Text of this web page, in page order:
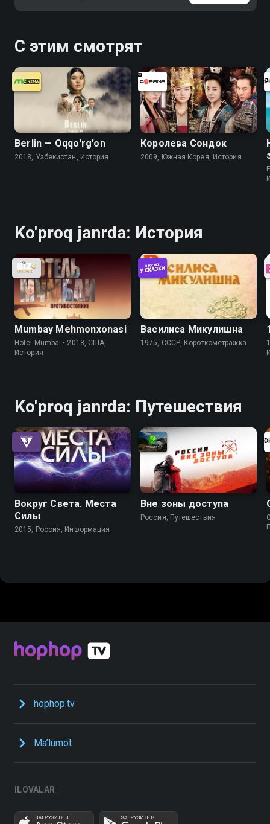
С этим смотрят
Berlin — Oqqo'rg'on
2018, Узбекистан, История
Королева Сондок
2009, Южная Корея, История
Ko'proq janrda: История
Mumbay Mehmonxonasi
Hotel Mumbai • 2018, США,
История
Василиса Микулишна
1975, СССР, Короткометражка
Ko'proq janrda: Путешествия
Вокруг Света. Места
Силы
2015, Россия, Информация
Вне зоны доступа
Россия, Путешествия
hophop.tv
Ma’lumot
ILOVALAR